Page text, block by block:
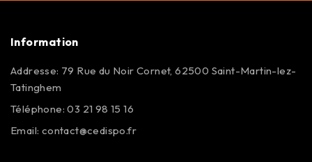
Information
Addresse: 79 Rue du Noir Cornet, 62500 Saint-Martin-lez-
Tatinghem
Téléphone: 03 21 98 15 16
Email: contact@cedispo.fr